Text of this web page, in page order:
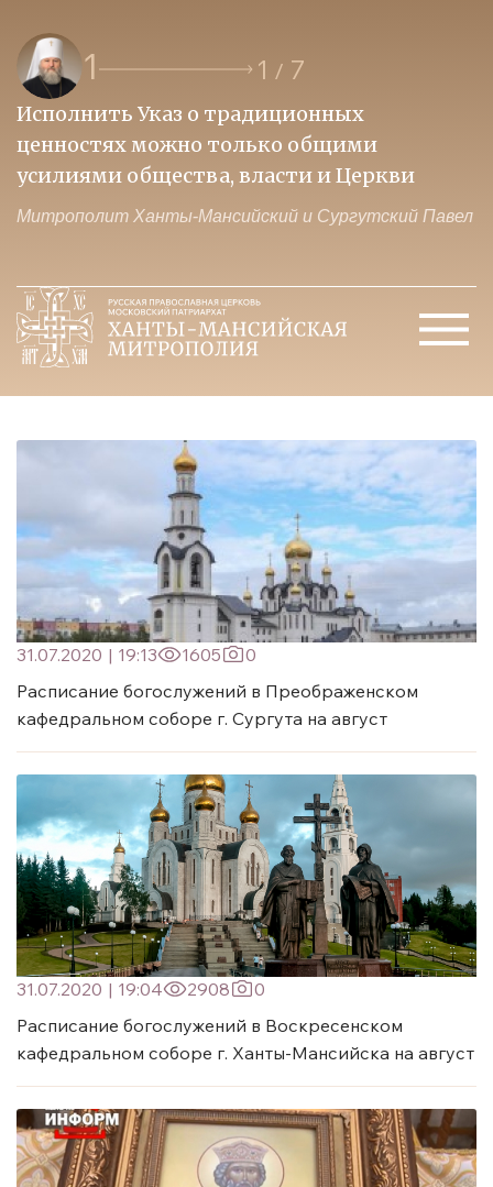
1 1 / 7
Исполнить Указ о традиционных
ценностях можно только общими
усилиями общества, власти и Церкви
Митрополит Ханты-Мансийский и Сургутский Павел
31.07.2020 | 19:13 1605
0
Расписание богослужений в Преображенском
кафедральном соборе г. Сургута на август
31.07.2020 | 19:04 2908
0
Расписание богослужений в Воскресенском
кафедральном соборе г. Ханты-Мансийска на август